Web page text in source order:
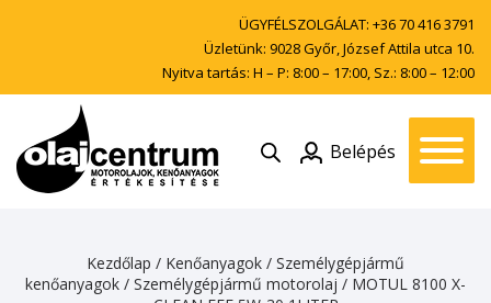
ÜGYFÉLSZOLGÁLAT: +36 70 416 3791
Üzletünk: 9028 Győr, József Attila utca 10.
Nyitva tartás: H – P: 8:00 – 17:00, Sz.: 8:00 – 12:00
Belépés
Kezdőlap / Kenőanyagok / Személygépjármű
kenőanyagok / Személygépjármű motorolaj / MOTUL 8100 X-